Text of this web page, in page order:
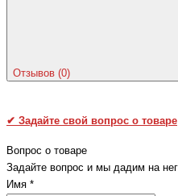
Отзывов (0)
✔ Задайте свой вопрос о товаре
Вопрос о товаре
Задайте вопрос и мы дадим на
Имя *